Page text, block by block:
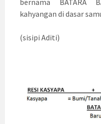
bernama BATARA
kahyangan di dasar
(sisipi Aditi)